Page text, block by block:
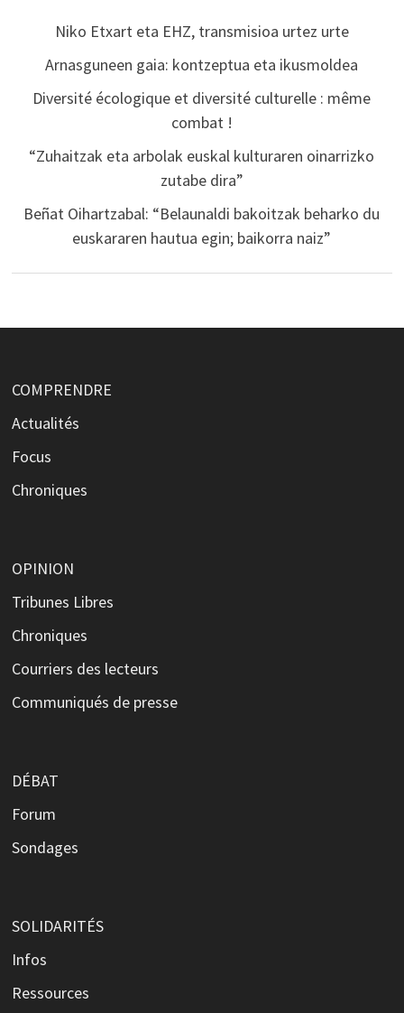
Niko Etxart eta EHZ, transmisioa urtez urte
Arnasguneen gaia: kontzeptua eta ikusmoldea
Diversité écologique et diversité culturelle : même
combat !
“Zuhaitzak eta arbolak euskal kulturaren oinarrizko
zutabe dira”
Beñat Oihartzabal: “Belaunaldi bakoitzak beharko du
euskararen hautua egin; baikorra naiz”
COMPRENDRE
Actualités
Focus
Chroniques
OPINION
Tribunes Libres
Chroniques
Courriers des lecteurs
Communiqués de presse
DÉBAT
Forum
Sondages
SOLIDARITÉS
Infos
Ressources